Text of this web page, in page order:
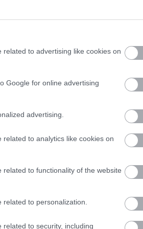
to advertising like cookies on
Google for online advertising
advertising.
to analytics like cookies on
to functionality of the website
to personalization.
to security, including
művei, valamint a szereplők és
és a Szentendrei
Grecsó Krisztián
2014-es
Teátrum. A
régi verzióit,
Béla, Kurta Niké és
délelőttönként, a Dunaparti
vidám, interaktív
az Aranyszamár
Művelődési Ház
lép fel, vendégükBinder